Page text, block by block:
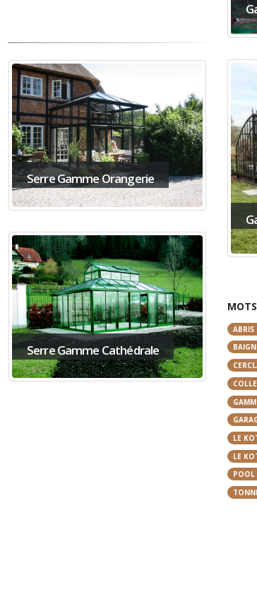
Serre Gamme Orangerie
Serre Gamme Cathédrale
ABRIS
LE
LE
POOL